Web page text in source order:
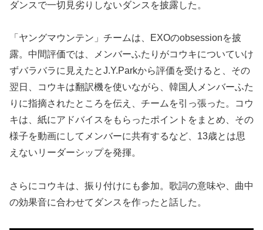
ダンスで一切見劣りしないダンスを披露した。
「ヤングマウンテン」チームは、EXOのobsessionを披
露。中間評価では、メンバーふたりがコウキについていけ
ずバラバラに見えたとJ.Y.Parkから評価を受けると、その
翌日、コウキは翻訳機を使いながら、韓国人メンバーふた
りに指摘されたところを伝え、チームを引っ張った。コウ
キは、紙にアドバイスをもらったポイントをまとめ、その
様子を動画にしてメンバーに共有するなど、13歳とは思
えないリーダーシップを発揮。
さらにコウキは、振り付けにも参加。歌詞の意味や、曲中
の効果音に合わせてダンスを作ったと話した。